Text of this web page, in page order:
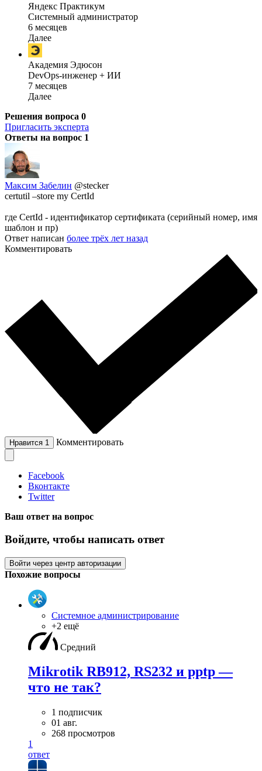
Яндекс Практикум
Системный администратор
6 месяцев
Далее
Академия Эдюсон
DevOps-инженер + ИИ
7 месяцев
Далее
Решения вопроса 0
Пригласить эксперта
Ответы на вопрос 1
Максим Забелин @stecker
certutil –store my CertId
где CertId - идентификатор сертификата (серийный номер, имя
шаблон и пр)
Ответ написан более трёх лет назад
Комментировать
Нравится 1 Комментировать
Facebook
Вконтакте
Twitter
Ваш ответ на вопрос
Войдите, чтобы написать ответ
Войти через центр авторизации
Похожие вопросы
Системное администрирование
+2 ещё
Средний
Mikrotik RB912, RS232 и pptp —
что не так?
1 подписчик
01 авг.
268 просмотров
1
ответ